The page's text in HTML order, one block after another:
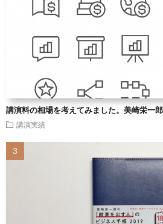
講演料の相場を考えてみました。美崎栄一
講演実績